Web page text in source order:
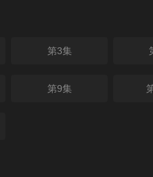
第3集
第9集